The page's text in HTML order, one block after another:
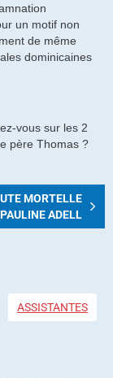
un motif non
de même
dominicaines
vous sur les 2
père Thomas ?
MORTELLE
ADELL
ASSISTANTES